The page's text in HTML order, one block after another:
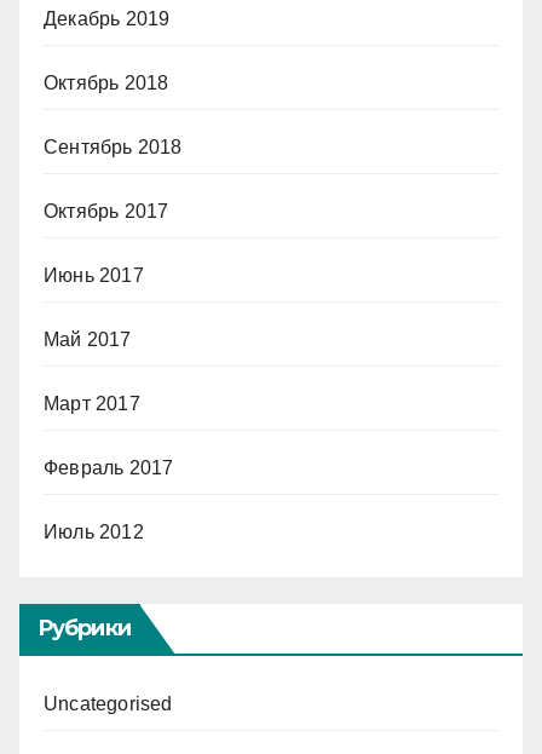
Декабрь 2019
Октябрь 2018
Сентябрь 2018
Октябрь 2017
Июнь 2017
Май 2017
Март 2017
Февраль 2017
Июль 2012
Рубрики
Uncategorised